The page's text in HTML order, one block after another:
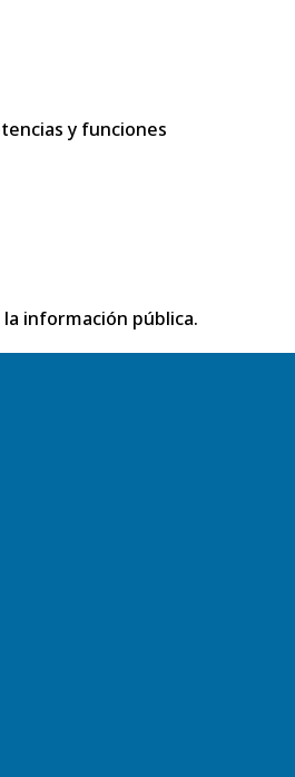
y funciones
información pública.